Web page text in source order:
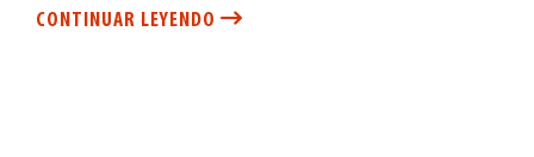
CONTINUAR LEYENDO